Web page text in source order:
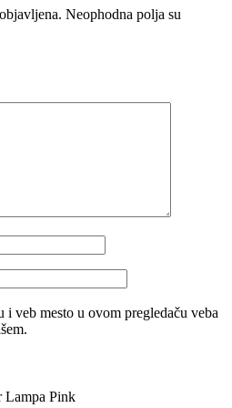
Neophodna polja su
i veb mesto u ovom pregledaču veba
Lampa Pink